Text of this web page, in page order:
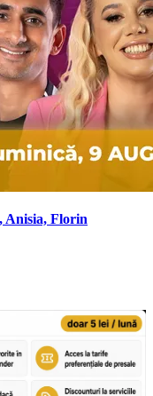
Anisia, Florin